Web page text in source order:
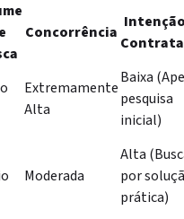
Concorrência
Extremamente
Alta
Baixa
pesquisa
inicial)
Moderada
Alta
por
prática)